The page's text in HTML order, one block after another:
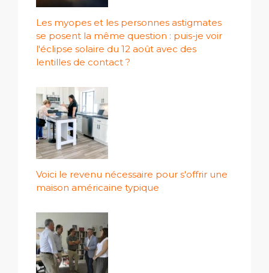
Les myopes et les personnes astigmates
se posent la même question : puis-je voir
l'éclipse solaire du 12 août avec des
lentilles de contact ?
Voici le revenu nécessaire pour s'offrir une
maison américaine typique